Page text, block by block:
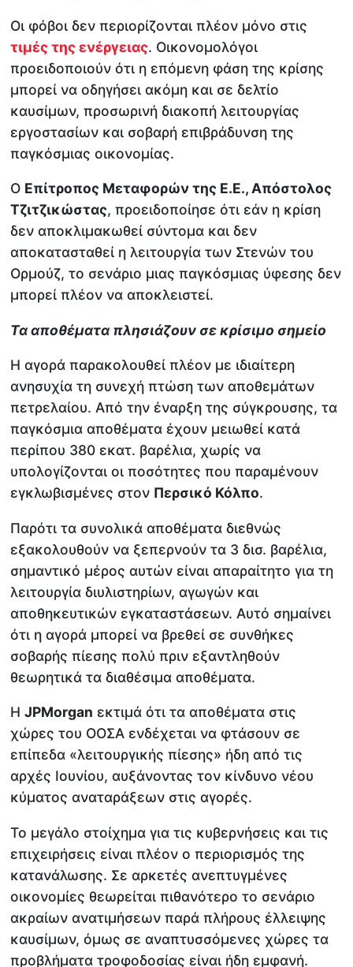
Οι φόβοι δεν περιορίζονται πλέον μόνο στις
τιμές της ενέργειας. Οικονομολόγοι
προειδοποιούν ότι η επόμενη φάση της κρίσης
μπορεί να οδηγήσει ακόμη και σε δελτίο
καυσίμων, προσωρινή διακοπή λειτουργίας
εργοστασίων και σοβαρή επιβράδυνση της
παγκόσμιας οικονομίας.
Ο Επίτροπος Μεταφορών της Ε.Ε., Απόστολος
Τζιτζικώστας, προειδοποίησε ότι εάν η κρίση
δεν αποκλιμακωθεί σύντομα και δεν
αποκατασταθεί η λειτουργία των Στενών του
Ορμούζ, το σενάριο μιας παγκόσμιας ύφεσης δεν
μπορεί πλέον να αποκλειστεί.
Τα αποθέματα πλησιάζουν σε κρίσιμο σημείο
Η αγορά παρακολουθεί πλέον με ιδιαίτερη
ανησυχία τη συνεχή πτώση των αποθεμάτων
πετρελαίου. Από την έναρξη της σύγκρουσης, τα
παγκόσμια αποθέματα έχουν μειωθεί κατά
περίπου 380 εκατ. βαρέλια, χωρίς να
υπολογίζονται οι ποσότητες που παραμένουν
εγκλωβισμένες στον Περσικό Κόλπο.
Παρότι τα συνολικά αποθέματα διεθνώς
εξακολουθούν να ξεπερνούν τα 3 δισ. βαρέλια,
σημαντικό μέρος αυτών είναι απαραίτητο για τη
λειτουργία διυλιστηρίων, αγωγών και
αποθηκευτικών εγκαταστάσεων. Αυτό σημαίνει
ότι η αγορά μπορεί να βρεθεί σε συνθήκες
σοβαρής πίεσης πολύ πριν εξαντληθούν
θεωρητικά τα διαθέσιμα αποθέματα.
ΗJPMorgan εκτιμά ότι τα αποθέματα στις
χώρες του ΟΟΣΑ ενδέχεται να φτάσουν σε
επίπεδα «λειτουργικής πίεσης» ήδη από τις
αρχές Ιουνίου, αυξάνοντας τον κίνδυνο νέου
κύματος αναταράξεων στις αγορές.
Το μεγάλο στοίχημα για τις κυβερνήσεις και τις
επιχειρήσεις είναι πλέον ο περιορισμός της
κατανάλωσης. Σε αρκετές ανεπτυγμένες
οικονομίες θεωρείται πιθανότερο το σενάριο
ακραίων ανατιμήσεων παρά πλήρους έλλειψης
καυσίμων, όμως σε αναπτυσσόμενες χώρες τα
προβλήματα τροφοδοσίας είναι ήδη εμφανή.